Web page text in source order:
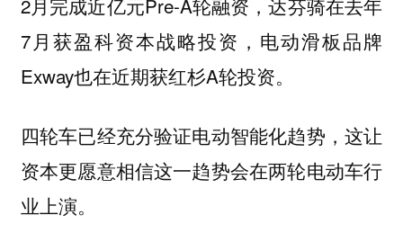
7月获盈科资本战略投资，电动滑板品牌
Exway也在近期获红杉A轮投资。
四轮车已经充分验证电动智能化趋势，这让
资本更愿意相信这一趋势会在两轮电动车行
业上演。